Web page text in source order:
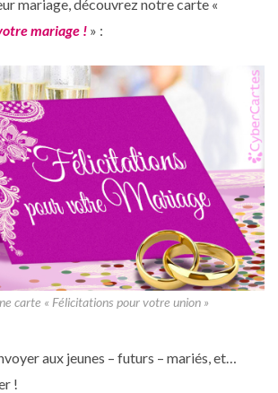
mariage, découvrez notre carte «
mariage ! » :
carte « Félicitations pour votre union »
aux jeunes – futurs – mariés, et…
!